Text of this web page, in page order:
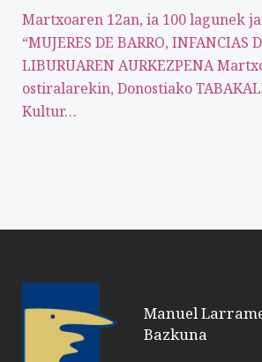
Martxoaren 12an, ia 100 lagunek
“MUJERES DE BARRO, INFANCIAS
LIBURUAREN AURKEZPENA
ostiralarekin, Donostiako
Kultur…
Manuel
Bazkuna